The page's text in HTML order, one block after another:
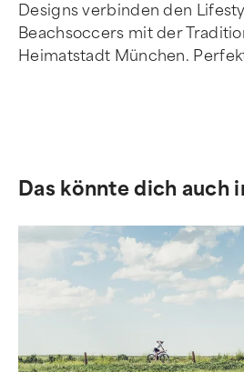
Designs verbinden den
Beachsoccers mit der
Heimatstadt München.
Das könnte dich auch